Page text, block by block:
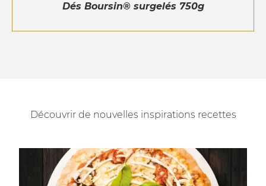
Dés Boursin® surgelés 750g
Découvrir de nouvelles inspirations recettes